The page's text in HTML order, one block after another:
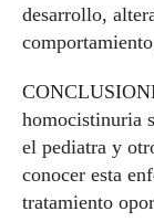
desarrollo,
homocistinuria
el pediatra y
conocer esta
tratamiento